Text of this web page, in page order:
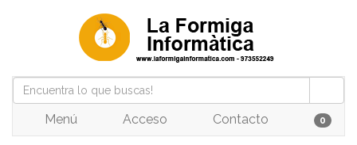
Menú Acceso Contacto 0